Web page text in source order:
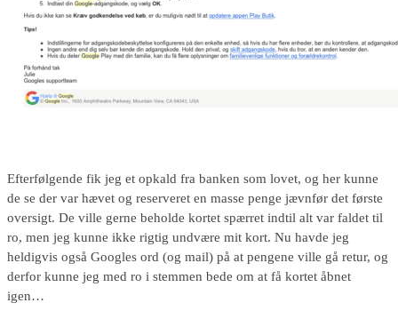
Efterfølgende fik jeg et opkald fra banken som lovet, og her kunne
de se der var hævet og reserveret en masse penge jævnfør det første
oversigt. De ville gerne beholde kortet spærret indtil alt var faldet til
ro, men jeg kunne ikke rigtig undvære mit kort. Nu havde jeg
heldigvis også Googles ord (og mail) på at pengene ville gå retur, og
derfor kunne jeg med ro i stemmen bede om at få kortet åbnet
igen…